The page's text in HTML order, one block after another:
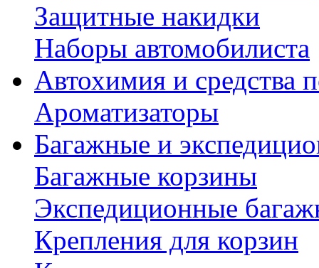
Защитные накидки
Наборы автомобилиста
Автохимия и средства
Ароматизаторы
Багажные и
Багажные корзины
Экспедиционные
Крепления для корзин